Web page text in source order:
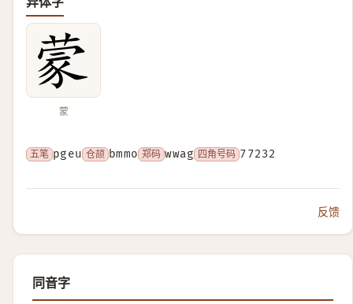
蒙
五笔 pgeu 仓颉 bmmo 郑码 wwag 四角号码 77232
反馈
同音字